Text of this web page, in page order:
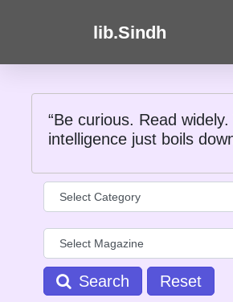
lib.Sindh
“Be curious. Read
intelligence just boils
Search
Reset